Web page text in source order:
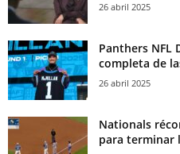
26 abril 2025
Panthers NFL
completa de
26 abril 2025
Nationals
para terminar